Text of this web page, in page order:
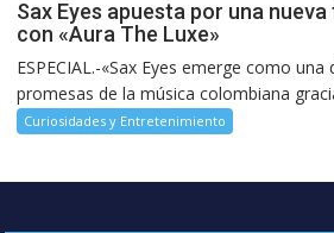
Sax Eyes apuesta por una
con «Aura The Luxe»
ESPECIAL.-«Sax Eyes emerge como una
promesas de la música colombiana
Curiosidades y Entretenimiento